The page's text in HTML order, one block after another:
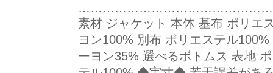
素材 ジャケット 本体 基布 ポリエ
ヨン100% 別布 ポリエステル
ーヨン35% 選べるボトムス 表地